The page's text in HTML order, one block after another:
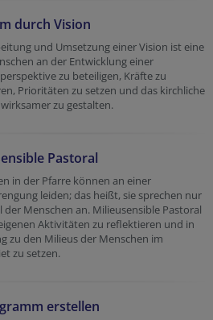
durch Vision
und Umsetzung einer Vision ist eine
an der Entwicklung einer
zu beteiligen, Kräfte zu
Prioritäten zu setzen und das kirchliche
zu gestalten.
Pastoral
in der Pfarre können an einer
leiden; das heißt, sie sprechen nur
der Menschen an. Milieusensible Pastoral
Aktivitäten zu reflektieren und in
zu den Milieus der Menschen im
zu setzen.
erstellen